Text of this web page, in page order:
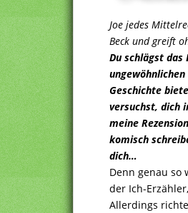
Joe jedes
Beck und greift
Du schlägst das
Geschichte
versuchst, dich
meine
komisch
dich…
Denn genau so
der Ich-
Allerdings